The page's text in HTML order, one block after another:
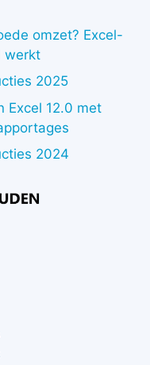
omzet? Excel-
werkt
2025
Excel 12.0 met
2024